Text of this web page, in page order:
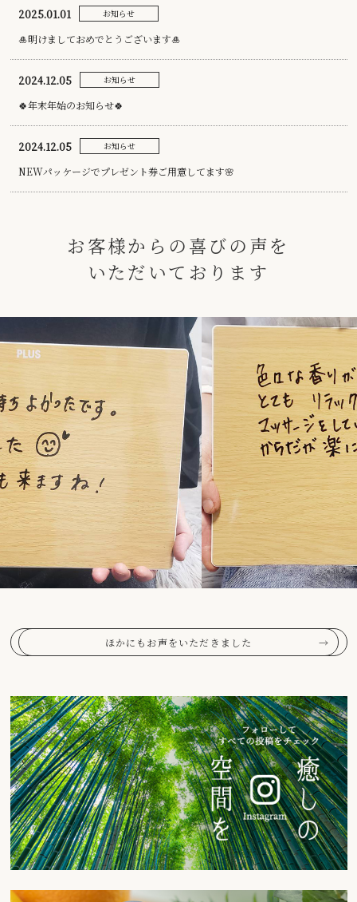
2025.01.01 お知らせ
🎍明けましておめでとうございます🎍
2024.12.05 お知らせ
🍀年末年始のお知らせ🍀
2024.12.05 お知らせ
NEWパッケージでプレゼント券ご用意してます🌸
お客様からの喜びの声を
いただいております
ほかにもお声をいただきました